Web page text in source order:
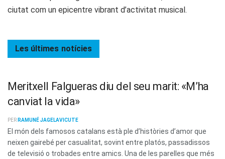
ciutat com un epicentre vibrant d’activitat musical.
Les últimes notícies
Meritxell Falgueras diu del seu marit: «M’ha
canviat la vida»
PER RAMUNÉ JAGELAVICUTE
El món dels famosos catalans està ple d’històries d’amor que
neixen gairebé per casualitat, sovint entre platós, passadissos
de televisió o trobades entre amics. Una de les parelles que més